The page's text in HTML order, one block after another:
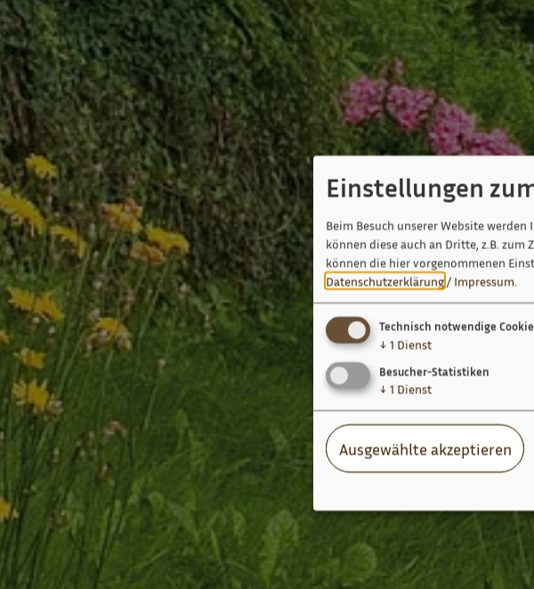
Einstellungen
Beim Besuch unserer Website
können diese auch an Dritte, z.B.
können die hier vorgenommenen
Datenschutzerklärung / Impressum
Technisch notwendige
↓ 1 Dienst
Besucher-Statistiken
↓ 1 Dienst
Ausgewählte akzeptieren